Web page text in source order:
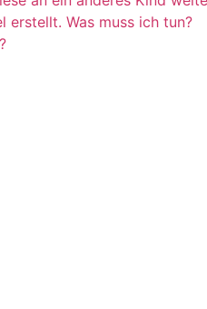
erstellt. Was muss ich tun?